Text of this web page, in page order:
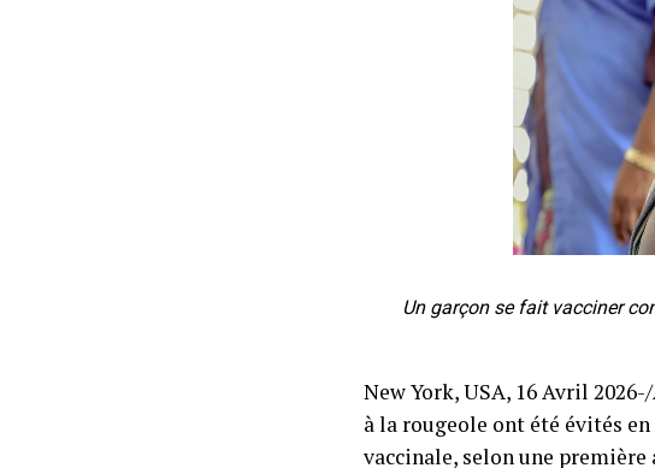
Un garçon se fait vacciner
New York, USA, 16 Avril
à la rougeole ont été évités
vaccinale, selon une